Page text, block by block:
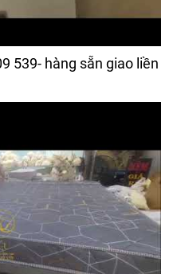
539- hàng sẵn giao liền